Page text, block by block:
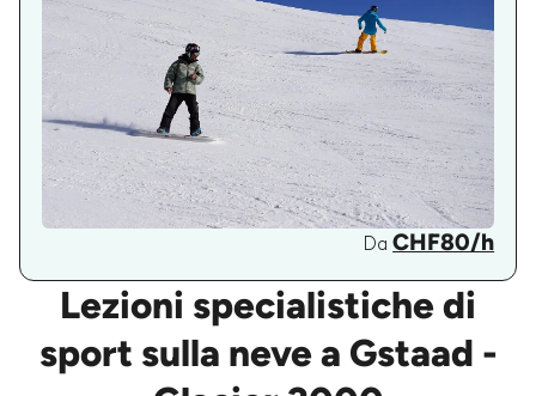
DaCHF80/h
Lezioni specialistiche di
sport sulla neve a Gstaad -